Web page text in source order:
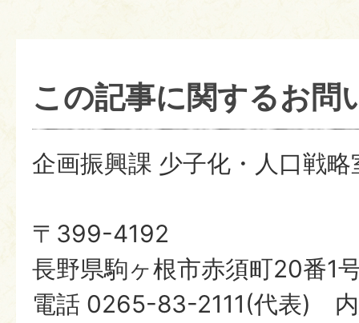
この記事に関するお問
企画振興課 少子化・人口戦略
〒399-4192
長野県駒ヶ根市赤須町20番1
電話 0265-83-2111(代表)